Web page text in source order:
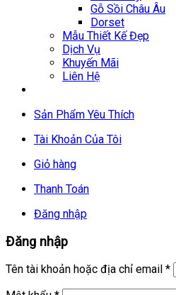
Gỗ Sồi Châu Âu
Dorset
Mẫu Thiết Kế Đẹp
Dịch Vụ
Khuyến Mãi
Liên Hệ
Sản Phẩm Yêu Thích
Tài Khoản Của Tôi
Giỏ hàng
Thanh Toán
Đăng nhập
Đăng nhập
Tên tài khoản hoặc địa chỉ email *